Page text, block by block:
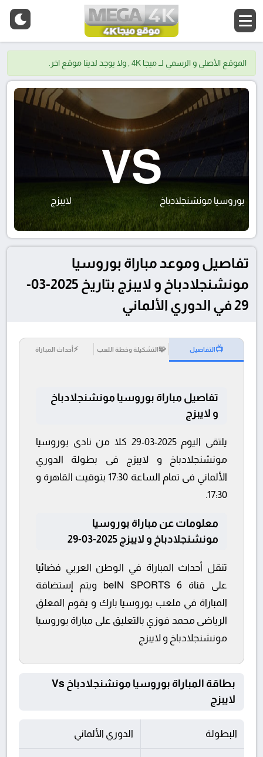
الموقع الأصلي و الرسمي لــ ميجا 4K , ولا يوجد لدينا موقع اخر.
بوروسيا مونشنجلادباخ
VS
لايبزج
تفاصيل وموعد مباراة بوروسيا
مونشنجلادباخ و لايبزج بتاريخ 2025-03-
29 في الدوري الألماني
📺التفاصيل 🧩التشكيلة وخطة اللعب ⚡أحداث المباراة
تفاصيل مباراة بوروسيا مونشنجلادباخ
و لايبزج
يلتقى اليوم 2025-03-29 كلا من نادى بوروسيا
مونشنجلادباخ و لايبزج فى بطولة الدوري
الألماني فى تمام الساعة 17:30 بتوقيت القاهرة و
17:30.
معلومات عن مباراة بوروسيا
مونشنجلادباخ و لايبزج 2025-03-29
تنقل أحداث المباراة في الوطن العربي فضائيا
على قناة beIN SPORTS 6 ويتم إستضافة
المباراة في ملعب بوروسيا بارك و يقوم المعلق
الرياضى محمد فوزي بالتعليق على مباراة بوروسيا
مونشنجلادباخ و لايبزج
بطاقة المباراة بوروسيا مونشنجلادباخ Vs
لايبزج
البطولة الدوري الألماني